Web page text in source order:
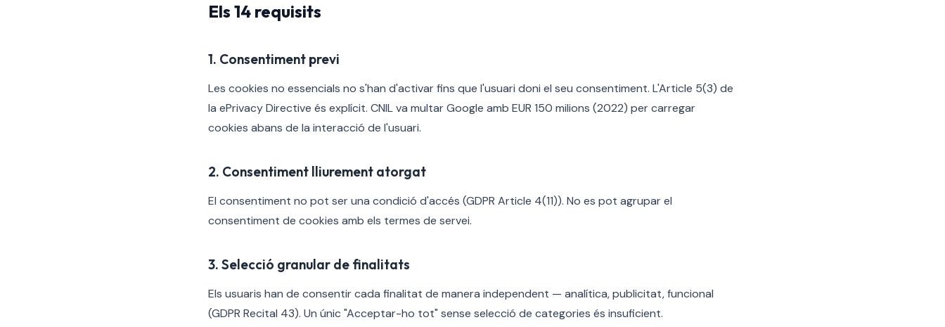
Els 14 requisits
1. Consentiment previ
Les cookies no essencials no s'han d'activar fins que l'usuari doni el seu consentiment. L'Article 5(3) de
la ePrivacy Directive és explícit. CNIL va multar Google amb EUR 150 milions (2022) per carregar
cookies abans de la interacció de l'usuari.
2. Consentiment lliurement atorgat
El consentiment no pot ser una condició d'accés (GDPR Article 4(11)). No es pot agrupar el
consentiment de cookies amb els termes de servei.
3. Selecció granular de finalitats
Els usuaris han de consentir cada finalitat de manera independent — analítica, publicitat, funcional
(GDPR Recital 43). Un únic "Acceptar-ho tot" sense selecció de categories és insuficient.